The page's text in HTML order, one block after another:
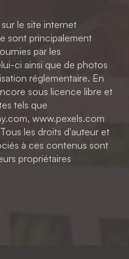
le site internet
sont principalement
par les
ci ainsi que de photos
réglementaire. En
sous licence libre et
tels que
www.pexels.com
les droits d'auteur et
à ces contenus sont
propriétaires